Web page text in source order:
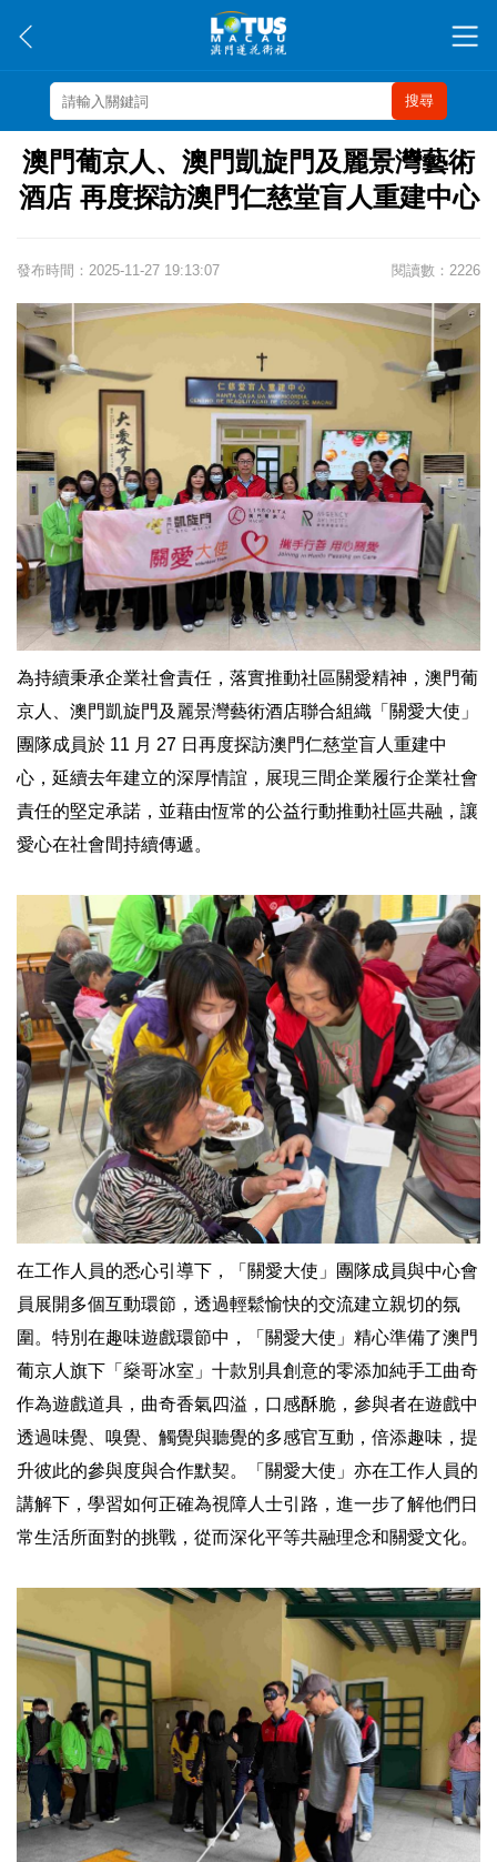
搜尋
澳門葡京人、澳門凱旋門及麗景灣藝術
酒店 再度探訪澳門仁慈堂盲人重建中心
發布時間：2025-11-27 19:13:07 閱讀數：2226
為持續秉承企業社會責任，落實推動社區關愛精神，澳門葡
京人、澳門凱旋門及麗景灣藝術酒店聯合組織「關愛大使」
團隊成員於 11 月 27 日再度探訪澳門仁慈堂盲人重建中
心，延續去年建立的深厚情誼，展現三間企業履行企業社會
責任的堅定承諾，並藉由恆常的公益行動推動社區共融，讓
愛心在社會間持續傳遞。
在工作人員的悉心引導下，「關愛大使」團隊成員與中心會
員展開多個互動環節，透過輕鬆愉快的交流建立親切的氛
圍。特別在趣味遊戲環節中，「關愛大使」精心準備了澳門
葡京人旗下「燊哥冰室」十款別具創意的零添加純手工曲奇
作為遊戲道具，曲奇香氣四溢，口感酥脆，參與者在遊戲中
透過味覺、嗅覺、觸覺與聽覺的多感官互動，倍添趣味，提
升彼此的參與度與合作默契。「關愛大使」亦在工作人員的
講解下，學習如何正確為視障人士引路，進一步了解他們日
常生活所面對的挑戰，從而深化平等共融理念和關愛文化。